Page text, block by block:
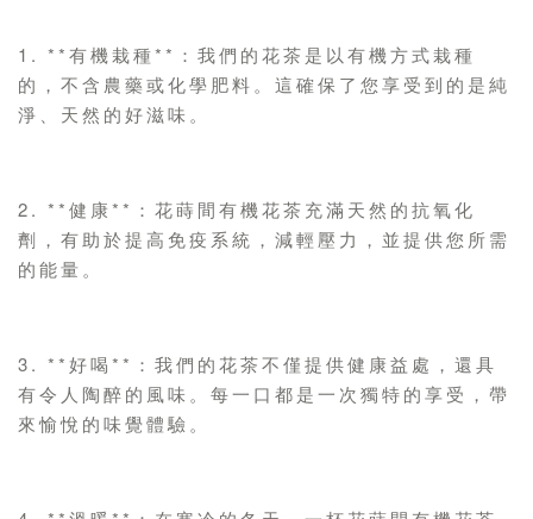
1. **有機栽種**：我們的花茶是以有機方式栽種
的，不含農藥或化學肥料。這確保了您享受到的是純
淨、天然的好滋味。
2. **健康**：花蒔間有機花茶充滿天然的抗氧化
劑，有助於提高免疫系統，減輕壓力，並提供您所需
的能量。
3. **好喝**：我們的花茶不僅提供健康益處，還具
有令人陶醉的風味。每一口都是一次獨特的享受，帶
來愉悅的味覺體驗。